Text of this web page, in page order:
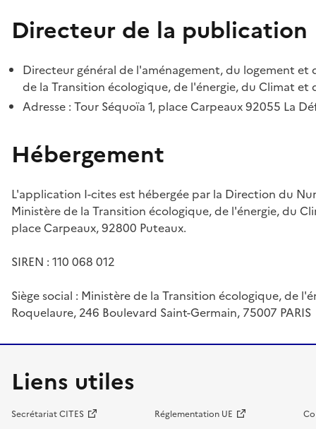
Directeur de la publication
Directeur général de l'aménagement, du logement
de la Transition écologique, de l'énergie, du Climat et
Adresse : Tour Séquoïa 1, place Carpeaux 92055 La
Hébergement
L'application I-cites est hébergée par la Direction du
Ministère de la Transition écologique, de l'énergie, du
place Carpeaux, 92800 Puteaux.
SIREN : 110 068 012
Siège social : Ministère de la Transition écologique, de
Roquelaure, 246 Boulevard Saint-Germain, 75007 PARIS
Liens utiles
Secrétariat CITES Réglementation UE